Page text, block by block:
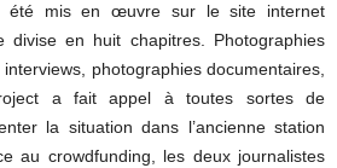
été mis en œuvre sur le site internet
divise en huit chapitres. Photographies
interviews, photographies documentaires,
a fait appel à toutes sortes de
la situation dans l’ancienne station
au crowdfunding, les deux journalistes